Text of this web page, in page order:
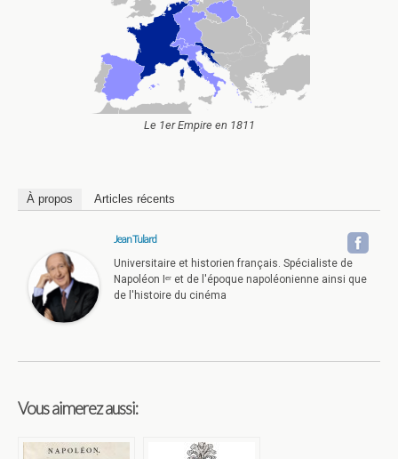
Le 1er Empire en 1811
À propos Articles récents
Jean Tulard
Universitaire et historien français. Spécialiste de
Napoléon Iᵉʳ et de l'époque napoléonienne ainsi que
de l'histoire du cinéma
Vous aimerez aussi: